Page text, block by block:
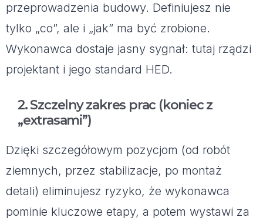
przeprowadzenia budowy. Definiujesz nie
tylko „co”, ale i „jak” ma być zrobione.
Wykonawca dostaje jasny sygnał: tutaj rządzi
projektant i jego standard HED.
2. Szczelny zakres prac (koniec z
„extrasami”)
Dzięki szczegółowym pozycjom (od robót
ziemnych, przez stabilizacje, po montaż
detali) eliminujesz ryzyko, że wykonawca
pominie kluczowe etapy, a potem wystawi za